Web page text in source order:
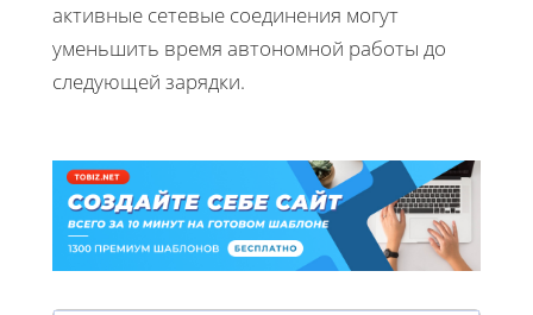
активные сетевые соединения могут
уменьшить время автономной работы до
следующей зарядки.